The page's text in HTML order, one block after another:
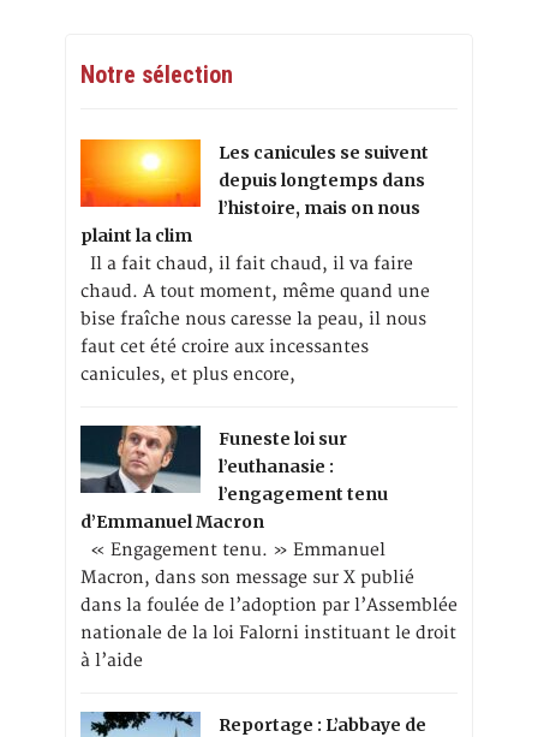
Notre sélection
Les canicules se suivent
depuis longtemps dans
l’histoire, mais on nous
plaint la clim
Il a fait chaud, il fait chaud, il va faire
chaud. A tout moment, même quand une
bise fraîche nous caresse la peau, il nous
faut cet été croire aux incessantes
canicules, et plus encore,
Funeste loi sur
l’euthanasie :
l’engagement tenu
d’Emmanuel Macron
« Engagement tenu. » Emmanuel
Macron, dans son message sur X publié
dans la foulée de l’adoption par l’Assemblée
nationale de la loi Falorni instituant le droit
à l’aide
Reportage : L’abbaye de